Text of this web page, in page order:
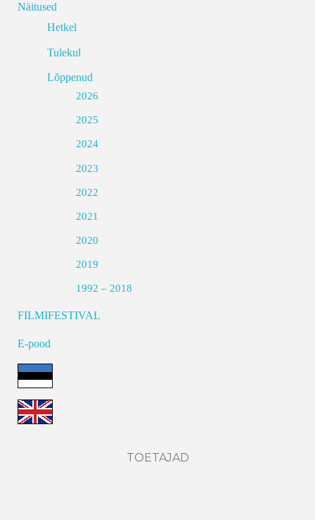
Näitused
Hetkel
Tulekul
Lõppenud
2026
2025
2024
2023
2022
2021
2020
2019
1992 – 2018
FILMIFESTIVAL
E-pood
TOETAJAD